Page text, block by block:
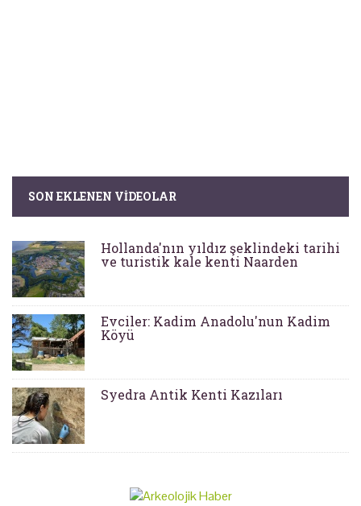
SON EKLENEN VIDEOLAR
Hollanda'nın yıldız şeklindeki tarihi
ve turistik kale kenti Naarden
Evciler: Kadim Anadolu'nun Kadim
Köyü
Syedra Antik Kenti Kazıları